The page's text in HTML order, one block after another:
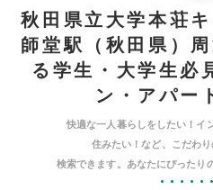
秋田県立大学本荘
師堂駅（秋田県）
る学生・大学生必
ン・アパー
快適な一人暮らしをしたい！イ
住みたい！など、こだわ
検索できます。あなたにぴったり